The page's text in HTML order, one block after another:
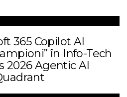
365 Copilot AI
în Info-Tech
2026 Agentic AI